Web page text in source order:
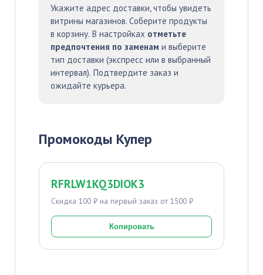
Укажите адрес доставки, чтобы увидеть
витрины магазинов. Соберите продукты
в корзину. В настройках отметьте
предпочтения по заменам и выберите
тип доставки (экспресс или в выбранный
интервал). Подтвердите заказ и
ожидайте курьера.
Промокоды Купер
RFRLW1KQ3DIOK3
Скидка 100 ₽ на первый заказ от 1500 ₽
Копировать